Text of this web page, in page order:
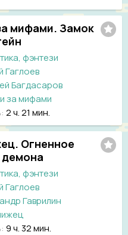
мифами. Замок
фэнтези
Гаглоев
Багдасаров
за мифами
2 ч. 21 мин.
Огненное
фэнтези
Гаглоев
Гаврилин
9 ч. 32 мин.